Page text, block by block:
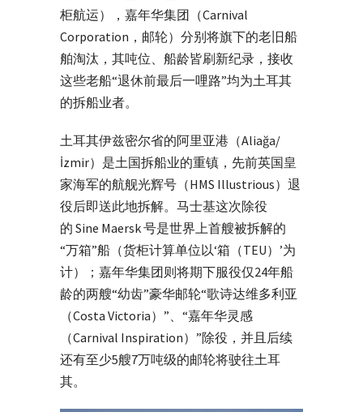
柜航运），嘉年华集团（Carnival
Corporation，邮轮）分别将旗下的老旧船
舶淘汰，其吨位、船龄皆刷新纪录，接收
这些老船“退休前最后一哩路”均为土耳其
的拆船业者。
土耳其伊兹密尔省的阿里亚港（Aliağa/
İzmir）是土国拆船业的重镇，先前英国皇
家海军的航舰光辉号（HMS Illustrious）退
役后即送此地拆解。马士基这次除役
的 Sine Maersk 号是世界上首艘被拆解的
“万箱”船（货柜计算单位以‘箱（TEU）’为
计）；嘉年华集团则将期下服役仅24年船
龄的两艘“幼齿”豪华邮轮“歌诗达维多利亚
（Costa Victoria）”、“嘉年华灵感
（Carnival Inspiration）”除役，并且后续
还有至少5艘7万吨级的邮轮将驶往土耳
其。